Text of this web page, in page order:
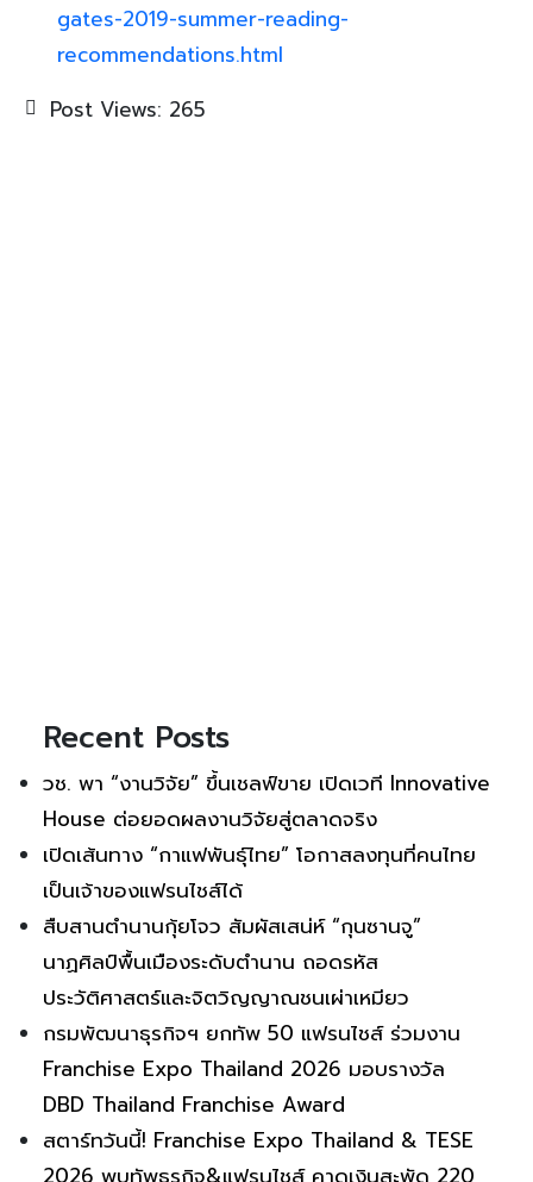
gates-2019-summer-reading-
recommendations.html
Post Views: 265
Recent Posts
วช. พา “งานวิจัย” ขึ้นเชลฟ์ขาย เปิดเวที Innovative
House ต่อยอดผลงานวิจัยสู่ตลาดจริง
เปิดเส้นทาง “กาแฟพันธุ์ไทย” โอกาสลงทุนที่คนไทย
เป็นเจ้าของแฟรนไชส์ได้
สืบสานตำนานกุ้ยโจว สัมผัสเสน่ห์ “กุนซานจู”
นาฏศิลป์พื้นเมืองระดับตำนาน ถอดรหัส
ประวัติศาสตร์และจิตวิญญาณชนเผ่าเหมียว
กรมพัฒนาธุรกิจฯ ยกทัพ 50 แฟรนไชส์ ร่วมงาน
Franchise Expo Thailand 2026 มอบรางวัล
DBD Thailand Franchise Award
สตาร์ทวันนี้! Franchise Expo Thailand & TESE
2026 พบทัพธุรกิจ&แฟรนไชส์ คาดเงินสะพัด 220